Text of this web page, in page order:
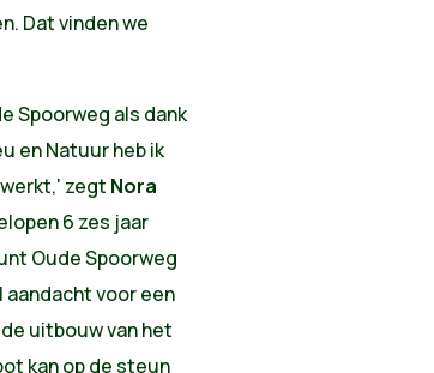
Dat vinden we
Spoorweg als dank
en Natuur heb ik
zegt Nora
6 zes jaar
Oude Spoorweg
voor een
uitbouw van het
kan op de steun